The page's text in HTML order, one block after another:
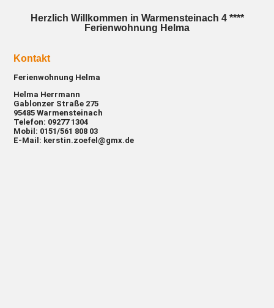
Herzlich Willkommen in Warmensteinach 4 ****
Ferienwohnung Helma
Kontakt
Ferienwohnung Helma
Helma Herrmann
Gablonzer Straße 275
95485 Warmensteinach
Telefon: 09277 1304
Mobil: 0151/561 808 03
E-Mail: kerstin.zoefel@gmx.de